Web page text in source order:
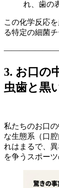
れ、歯の
この化学反応
る特定の細菌チ
3. お口の
虫歯と黒
私たちのお口
な生態系（口
れはまるで、
を争うスポーツ